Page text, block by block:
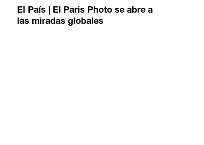
El País | El Paris Photo se abre a
las miradas globales